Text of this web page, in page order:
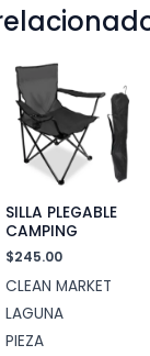
SILLA PLEGABLE
CAMPING
$245.00
CLEAN MARKET
LAGUNA
PIEZA